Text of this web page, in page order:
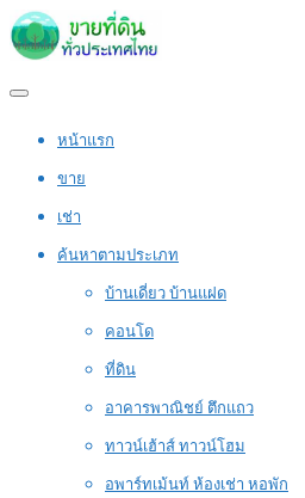
หน้าแรก
ขาย
เช่า
ค้นหาตามประเภท
บ้านเดี่ยว บ้านแฝด
คอนโด
ที่ดิน
อาคารพาณิชย์ ตึกแถว
ทาวน์เฮ้าส์ ทาวน์โฮม
อพาร์ทเม้นท์ ห้องเช่า หอพัก